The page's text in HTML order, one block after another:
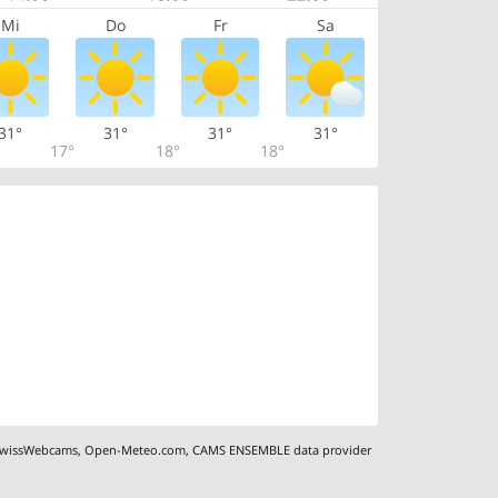
Mi Do Fr Sa
17°
31°
18°
31°
18°
31°
,Open-Meteo.com,CAMS ENSEMBLE data provider